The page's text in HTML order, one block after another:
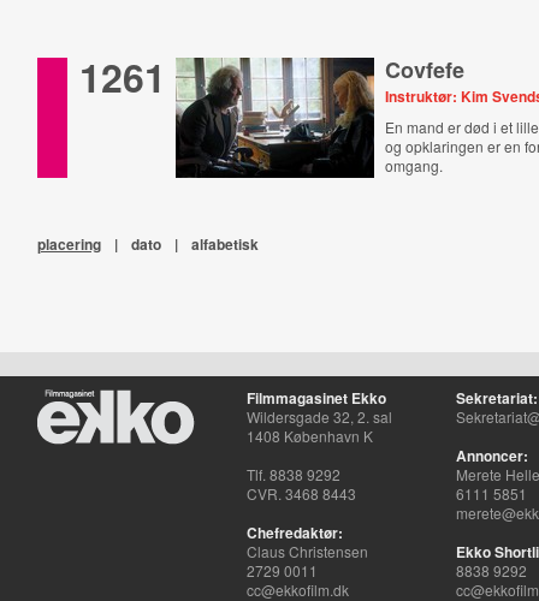
1261 Covfefe
Instruktør: Kim
En mand er død i et
og opklaringen er en
omgang.
placering | dato | alfabetisk
Filmmagasinet Ekko
Wildersgade 32, 2. sal
1408 København K
Tlf. 8838 9292
CVR. 3468 8443
Chefredaktør:
Claus Christensen
2729 0011
cc@ekkofilm.dk
Sekretariat:
Annoncer:
Merete
6111 5851
Ekko
8838 9292